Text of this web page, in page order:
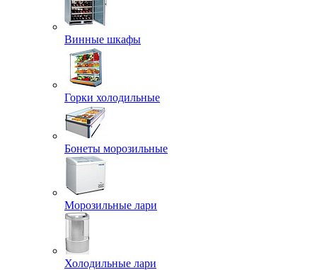
Винные шкафы
Горки холодильные
Бонеты морозильные
Морозильные лари
Холодильные лари